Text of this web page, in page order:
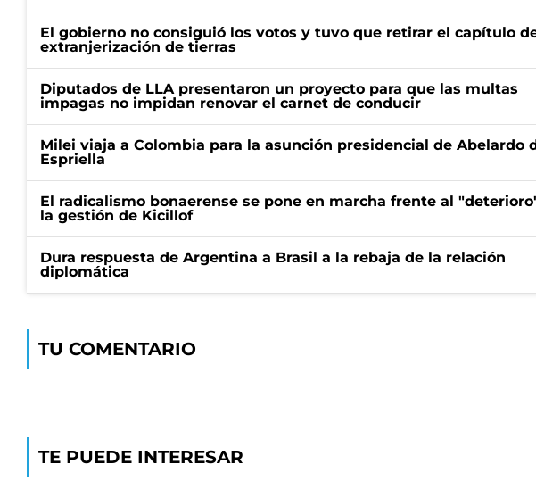
El gobierno no consiguió los votos y tuvo que retirar el capítulo
extranjerización de tierras
Diputados de LLA presentaron un proyecto para que las multas
impagas no impidan renovar el carnet de conducir
Milei viaja a Colombia para la asunción presidencial de Abelardo
Espriella
El radicalismo bonaerense se pone en marcha frente al
la gestión de Kicillof
Dura respuesta de Argentina a Brasil a la rebaja de la relación
diplomática
TU COMENTARIO
TE PUEDE INTERESAR